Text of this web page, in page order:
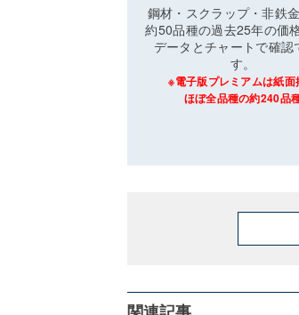
鋼材・スクラップ・非鉄
約50品種の過去25年の価
データとチャートで確認
す。
※電子版プレミアムは紙面
ほぼ全品種の約240品